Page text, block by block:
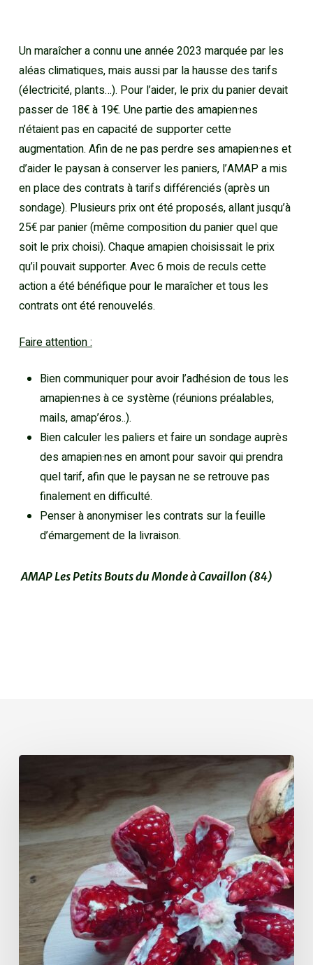
Un maraîcher a connu une année 2023 marquée par les
aléas climatiques, mais aussi par la hausse des tarifs
(électricité, plants…). Pour l’aider, le prix du panier devait
passer de 18€ à 19€. Une partie des amapien·nes
n’étaient pas en capacité de supporter cette
augmentation. Afin de ne pas perdre ses amapien·nes et
d’aider le paysan à conserver les paniers, l’AMAP a mis
en place des contrats à tarifs différenciés (après un
sondage). Plusieurs prix ont été proposés, allant jusqu’à
25€ par panier (même composition du panier quel que
soit le prix choisi). Chaque amapien choisissait le prix
qu’il pouvait supporter. Avec 6 mois de reculs cette
action a été bénéfique pour le maraîcher et tous les
contrats ont été renouvelés.
Faire attention :
Bien communiquer pour avoir l’adhésion de tous les
amapien·nes à ce système (réunions préalables,
mails, amap’éros..).
Bien calculer les paliers et faire un sondage auprès
des amapien·nes en amont pour savoir qui prendra
quel tarif, afin que le paysan ne se retrouve pas
finalement en difficulté.
Penser à anonymiser les contrats sur la feuille
d’émargement de la livraison.
AMAP Les Petits Bouts du Monde à Cavaillon (84)